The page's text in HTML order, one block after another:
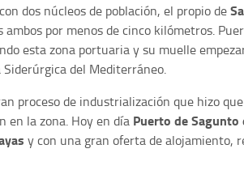
dos núcleos de población, el propio de
ambos por menos de cinco kilómetros.
esta zona portuaria y su muelle
del Mediterráneo.
proceso de industrialización que hizo
en la zona. Hoy en día Puerto de Sagunto
y con una gran oferta de alojamiento,